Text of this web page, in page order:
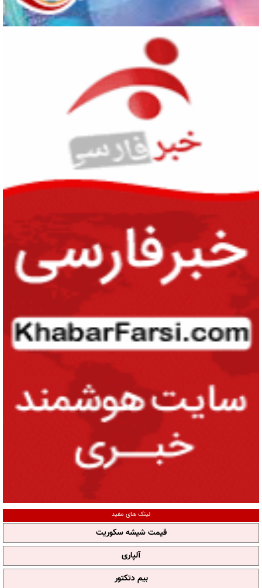
لینک های مفید
قیمت شیشه سکوریت
آلپاری
بیم دتکتور